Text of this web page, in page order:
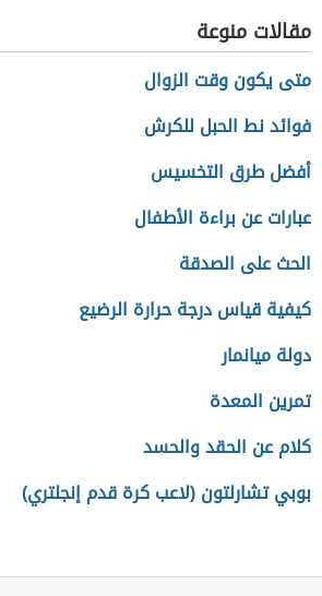
مقالات منوعة
متى يكون وقت الزوال
فوائد نط الحبل للكرش
أفضل طرق التخسيس
عبارات عن براءة الأطفال
الحث على الصدقة
كيفية قياس درجة حرارة الرضيع
دولة ميانمار
تمرين المعدة
كلام عن الحقد والحسد
بوبي تشارلتون (لاعب كرة قدم إنجلتري)